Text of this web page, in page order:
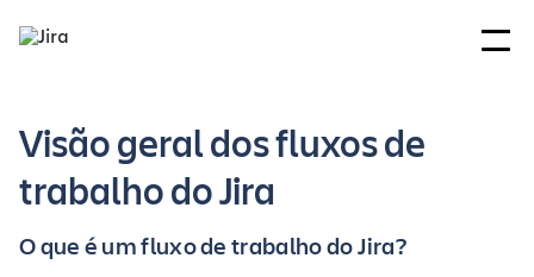
Visão geral dos fluxos de
trabalho do Jira
O que é um fluxo de trabalho do Jira?